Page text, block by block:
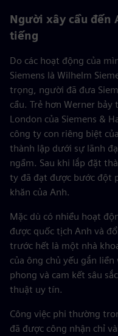
Người xây cầu đến
tiếng
Do các hoạt động của
Siemens là Wilhelm
trọng, người đã đưa
cầu. Trẻ hơn Werner
London của Siemens &
công ty con riêng biệt
thành lập dưới sự lãnh
ngầm. Sau khi lắp đặt
ty đã đạt được bước đột
khăn của Anh.
Mặc dù có nhiều hoạt
được quốc tịch Anh và
trước hết là một nhà
của ông chủ yếu gắn
phong và cam kết sâu
thuật uy tín.
Công việc phi thường
đã được công nhận chỉ